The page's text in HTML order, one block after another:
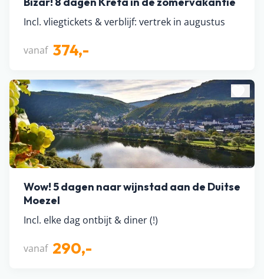
Incl. vliegtickets & verblijf: vertrek in augustus
vanaf 374,-
Wow! 5 dagen naar wijnstad aan de Duitse
Moezel
Incl. elke dag ontbijt & diner (!)
vanaf 290,-